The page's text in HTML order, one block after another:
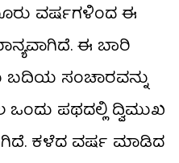
ವರ್ಷಗಳಿಂದ ಈ
ಈ ಬಾರಿ
ಬದಿಯ ಸಂಚಾರವನ್ನು
ಪಥದಲ್ಲಿ ದ್ವಿಮುಖ
ಕಳೆದ ವರ್ಷ ಮಾಡಿದ